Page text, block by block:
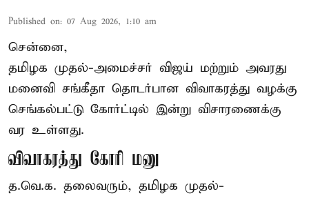
Published on: 07 Aug 2026, 1:10 am
சென்னை,
தமிழக முதல்-அமைச்சர் விஜய் மற்றும் அவரது
மனைவி சங்கீதா தொடர்பான விவாகரத்து வழக்கு
செங்கல்பட்டு கோர்ட்டில் இன்று விசாரணைக்கு
வர உள்ளது.
விவாகரத்து கோரி மனு
த.வெ.க. தலைவரும், தமிழக முதல்-